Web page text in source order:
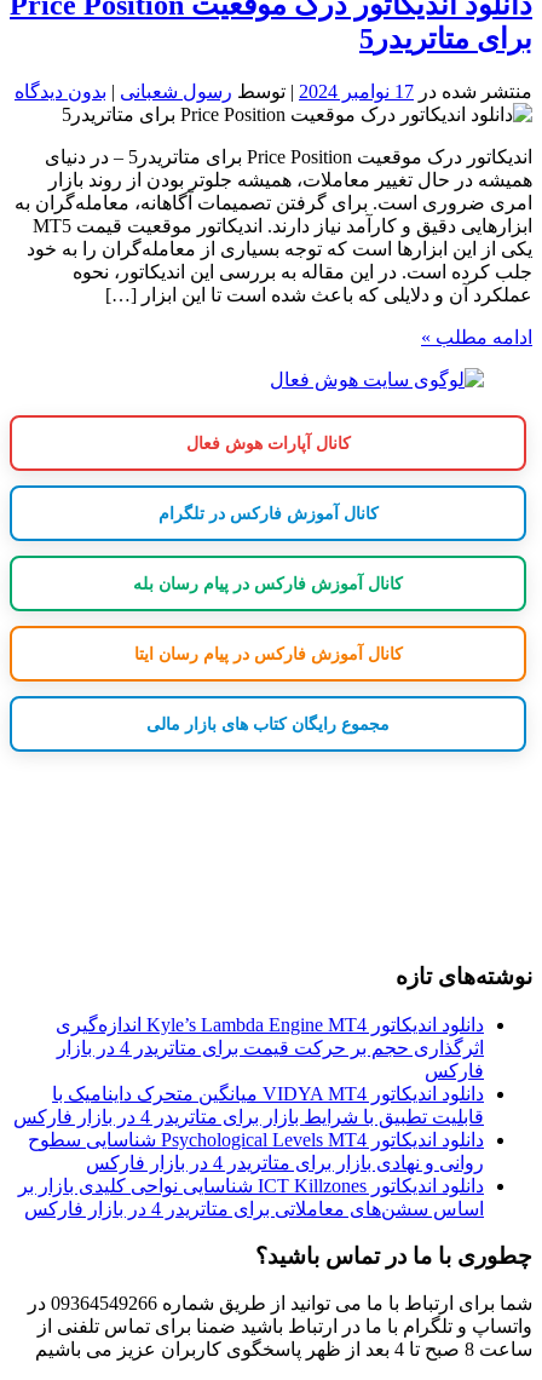
برای متاتریدر5
منتشر شده در 17 نوامبر 2024 | توسط رسول شعبانی | بدون دیدگاه
اندیکاتور درک موقعیت Price Position برای متاتریدر5 – در دنیای
همیشه در حال تغییر معاملات، همیشه جلوتر بودن از روند بازار
امری ضروری است. برای گرفتن تصمیمات آگاهانه، معامله‌گران به
ابزارهایی دقیق و کارآمد نیاز دارند. اندیکاتور موقعیت قیمت MT5
یکی از این ابزارها است که توجه بسیاری از معامله‌گران را به خود
جلب کرده است. در این مقاله به بررسی این اندیکاتور، نحوه
عملکرد آن و دلایلی که باعث شده است تا این ابزار […]
ادامه مطلب »
کانال آپارات هوش فعال
کانال آموزش فارکس در تلگرام
کانال آموزش فارکس در پیام رسان بله
کانال آموزش فارکس در پیام رسان ایتا
مجموع رایگان کتاب های بازار مالی
نوشته‌های تازه
دانلود اندیکاتور Kyle’s Lambda Engine MT4 اندازه‌گیری
اثرگذاری حجم بر حرکت قیمت برای متاتریدر 4 در بازار
فارکس
دانلود اندیکاتور VIDYA MT4 میانگین متحرک داینامیک با
قابلیت تطبیق با شرایط بازار برای متاتریدر 4 در بازار فارکس
دانلود اندیکاتور Psychological Levels MT4 شناسایی سطوح
روانی و نهادی بازار برای متاتریدر 4 در بازار فارکس
دانلود اندیکاتور ICT Killzones شناسایی نواحی کلیدی بازار بر
اساس سشن‌های معاملاتی برای متاتریدر 4 در بازار فارکس
چطوری با ما در تماس باشید؟
شما برای ارتباط با ما می توانید از طریق شماره 09364549266 در
واتساپ و تلگرام با ما در ارتباط باشید ضمنا برای تماس تلفنی از
ساعت 8 صبح تا 4 بعد از ظهر پاسخگوی کاربران عزیز می باشیم